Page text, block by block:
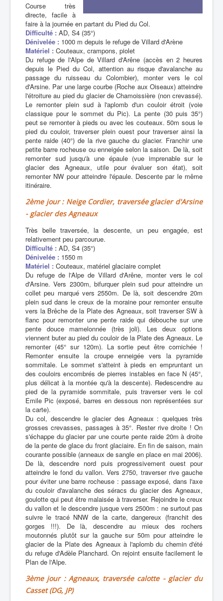
Course très
directe, facile à
faire à la journée en partant du Pied du Col.
Difficulté : AD, S4 (35°)
Dénivelée : 1000 m depuis le refuge de Villard d'Arène
Matériel : Couteaux, crampons, piolet
Du refuge de l'Alpe de Villard d'Arêne (accès en 2 heures
depuis le Pied du Col, attention au risque d'avalanche au
passage du ruisseau du Colombier), monter vers le col
d'Arsine. Par une large courbe (Roche aux Oiseaux) atteindre
l'étroiture au pied du glacier de Chamoissière (non crevassé).
Le remonter plein sud à l'aplomb d'un couloir étroit (voie
classique pour le sommet du Pic). La pente (30 puis 35°)
peut se remonter à pieds ou avec les couteaux. 50m sous le
pied du couloir, traverser plein ouest pour traverser ainsi la
pente raide (40°) de la rive gauche du glacier. Franchir une
petite barre rocheuse ou enneigée selon la saison. De là, soit
remonter sud jusqu'à une épaule (vue imprenable sur le
glacier des Agneaux, utile pour évaluer son état), soit
remonter NW pour atteindre l'épaule. Descente par le même
itinéraire.
2ème jour : Neige Cordier, traversée glacier d'Arsine
- glacier des Agneaux
Très belle traversée, la descente, un peu engagée, est
relativement peu parcourue.
Difficulté : AD, S4 (35°)
Dénivelée : 1550 m
Matériel : Couteaux, matériel glaciaire complet
Du refuge de l'Alpe de Villard d'Arêne, monter vers le col
d'Arsine. Vers 2300m, bifurquer plein sud pour atteindre un
collet peu marqué vers 2550m. De là, soit descendre 20m
plein sud dans le creux de la moraine pour remonter ensuite
vers la Brêche de la Plate des Agneaux, soit traverser SW à
flanc pour remonter une pente raide qui débouche sur une
pente douce mamelonnée (très joli). Les deux options
viennent buter au pied du couloir de la Plate des Agneaux. Le
remonter (45° sur 120m). La sortie peut être cornichée !
Remonter ensuite la croupe enneigée vers la pyramide
sommitale. Le sommet s'atteint à pieds en empruntant un
des couloirs encombrés de pierres instables en face N (45°,
plus délicat à la montée qu'à la descente). Redescendre au
pied de la pyramide sommitale, puis traverser vers le col
Emile Pic (exposé, barres en dessous non représentées sur
la carte).
Du col, descendre le glacier des Agneaux : quelques très
grosses crevasses, passages à 35°. Rester rive droite ! On
s'échappe du glacier par une courte pente raide 20m à droite
de la pente de glace du front glaciaire. En fin de saison, main
courante possible (anneaux de sangle en place en mai 2006).
De là, descendre nord puis progressivement ouest pour
atteindre le fond du vallon. Vers 2750, traverser rive gauche
pour éviter une barre rocheuse : passage exposé, dans l'axe
du couloir d'avalanche des séracs du glacier des Agneaux,
goulotte qui peut être malaisée à traverser. Rejoindre le creux
du vallon et le descendre jusque vers 2500m : ne surtout pas
suivre le tracé NNW de la carte, dangereux (franchit des
gorges !!!). De là, descendre au mieux des rochers
moutonnés plutôt sur la gauche sur 50m pour atteindre le
glacier de la Plate des Agneaux à l'aplomb du chemin d'été
du refuge d'Adèle Planchard. On rejoint ensuite facilement le
Plan de l'Alpe.
3ème jour : Agneaux, traversée calotte - glacier du
Casset (DG, JP)